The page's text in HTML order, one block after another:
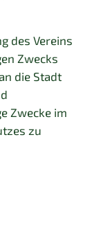
des Vereins
Zwecks
die Stadt
Zwecke im
zu